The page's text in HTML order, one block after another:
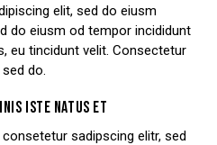
elit, sed do eiusm
do eiusm od tempor incididunt
eu tincidunt velit. Consectetur
do.
ISTE NATUS ET
sadipscing elitr, sed